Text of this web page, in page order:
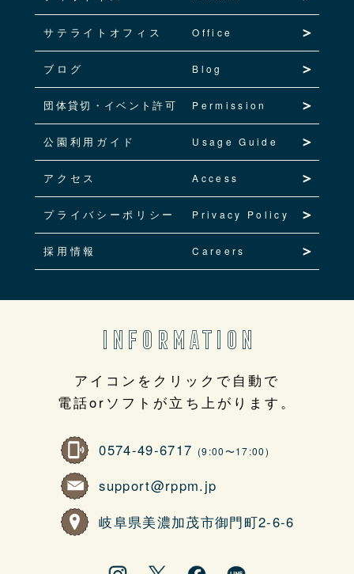
サテライトオフィス Office
ブログ Blog
団体貸切・イベント許可 Permission
公園利用ガイド Usage Guide
アクセス Access
プライバシーポリシー Privacy Policy
採用情報 Careers
INFORMATION
アイコンをクリックで自動で
電話orソフトが立ち上がります。
0574-49-6717 (9:00〜17:00)
support@rppm.jp
岐阜県美濃加茂市御門町2-6-6